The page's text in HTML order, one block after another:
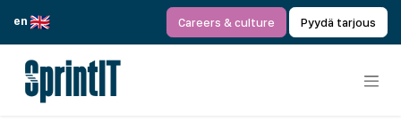
en
Careers & culture Pyydä tarjous